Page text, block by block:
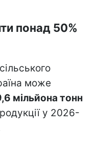
понад 50%
може
мільйона тонн
у 2026-